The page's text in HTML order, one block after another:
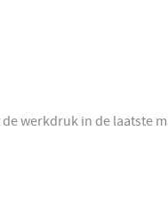
werkdruk in de laatste